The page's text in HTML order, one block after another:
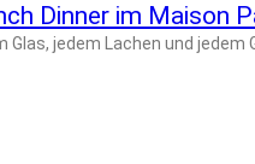
Dinner im Maison
jedem Lachen und